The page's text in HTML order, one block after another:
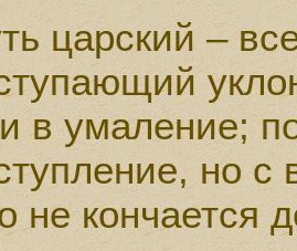
царский –
в умаление;
но с
не кончается